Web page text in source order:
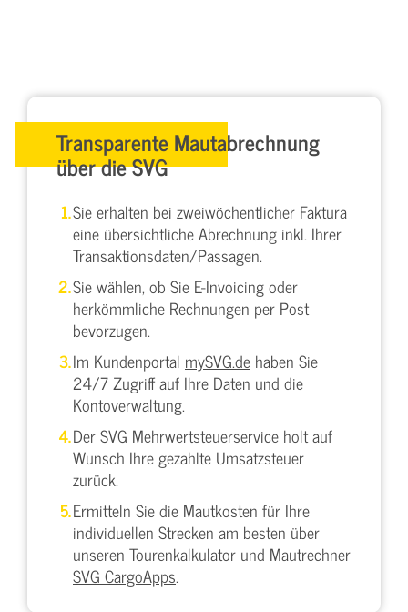
Transparente Mautabrechnung
über die SVG
Sie erhalten bei zweiwöchentlicher Faktura
eine übersichtliche Abrechnung inkl. Ihrer
Transaktionsdaten/Passagen.
Sie wählen, ob Sie E-Invoicing oder
herkömmliche Rechnungen per Post
bevorzugen.
Im Kundenportal mySVG.de haben Sie
24/7 Zugriff auf Ihre Daten und die
Kontoverwaltung.
DerSVG Mehrwertsteuerservice holt auf
Wunsch Ihre gezahlte Umsatzsteuer
zurück.
Ermitteln Sie die Mautkosten für Ihre
individuellen Strecken am besten über
unseren Tourenkalkulator und Mautrechner
SVG CargoApps.